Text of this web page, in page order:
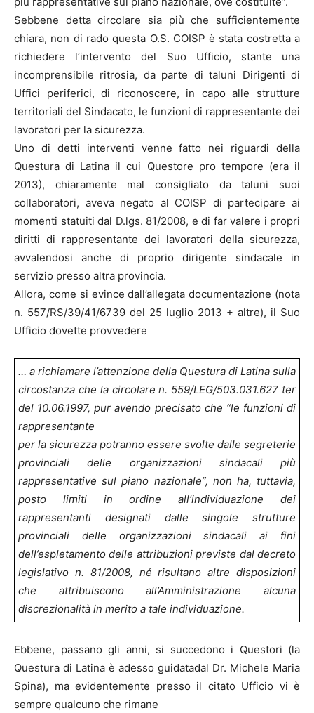
Sebbene detta circolare sia più che sufficientemente
chiara, non di rado questa O.S. COISP è stata costretta a
richiedere l’intervento del Suo Ufficio, stante una
incomprensibile ritrosia, da parte di taluni Dirigenti di
Uffici periferici, di riconoscere, in capo alle strutture
territoriali del Sindacato, le funzioni di rappresentante dei
lavoratori per la sicurezza.
Uno di detti interventi venne fatto nei riguardi della
Questura di Latina il cui Questore pro tempore (era il
2013), chiaramente mal consigliato da taluni suoi
collaboratori, aveva negato al COISP di partecipare ai
momenti statuiti dal D.lgs. 81/2008, e di far valere i propri
diritti di rappresentante dei lavoratori della sicurezza,
avvalendosi anche di proprio dirigente sindacale in
servizio presso altra provincia.
Allora, come si evince dall’allegata documentazione (nota
n. 557/RS/39/41/6739 del 25 luglio 2013 + altre), il Suo
Ufficio dovette provvedere
… a richiamare l’attenzione della Questura di Latina sulla
circostanza che la circolare n. 559/LEG/503.031.627 ter
del 10.06.1997, pur avendo precisato che “le funzioni di
rappresentante
per la sicurezza potranno essere svolte dalle segreterie
provinciali delle organizzazioni sindacali più
rappresentative sul piano nazionale”, non ha, tuttavia,
posto limiti in ordine all’individuazione dei
rappresentanti designati dalle singole strutture
provinciali delle organizzazioni sindacali ai fini
dell’espletamento delle attribuzioni previste dal decreto
legislativo n. 81/2008, né risultano altre disposizioni
che attribuiscono all’Amministrazione alcuna
discrezionalità in merito a tale individuazione.
Ebbene, passano gli anni, si succedono i Questori (la
Questura di Latina è adesso guidatadal Dr. Michele Maria
Spina), ma evidentemente presso il citato Ufficio vi è
sempre qualcuno che rimane